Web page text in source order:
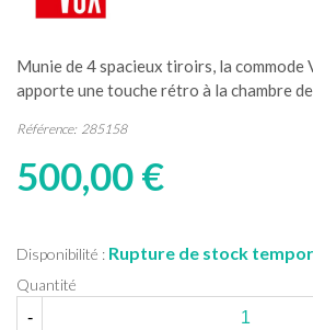
Munie de 4 spacieux tiroirs, la commode
apporte une touche rétro à la chambre
Référence: 285158
500,00 €
Disponibilité : Rupture de stock
Quantité
-